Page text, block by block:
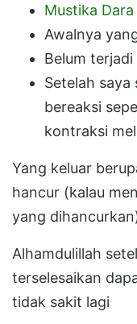
Mustika Dara
Awalnya
Belum
Setelah
bereaksi
kontraksi
Yang keluar
hancur (kalau
yang
Alhamdulillah
terselesaikan
tidak sakit lagi